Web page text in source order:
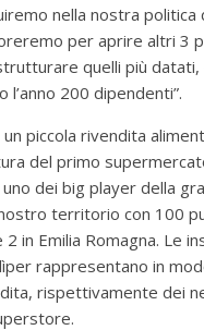
nella nostra politica
per aprire altri 3
quelli più datati,
200 dipendenti”.
piccola rivendita
del primo
dei big player della
territorio con 100
in Emilia Romagna. Le
rappresentano in
rispettivamente dei